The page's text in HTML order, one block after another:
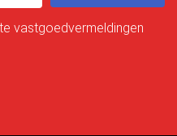
vastgoedvermeldingen